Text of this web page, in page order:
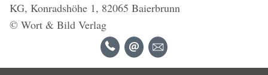
KG, Konradshöhe 1, 82065 Baierbrunn
© Wort & Bild Verlag